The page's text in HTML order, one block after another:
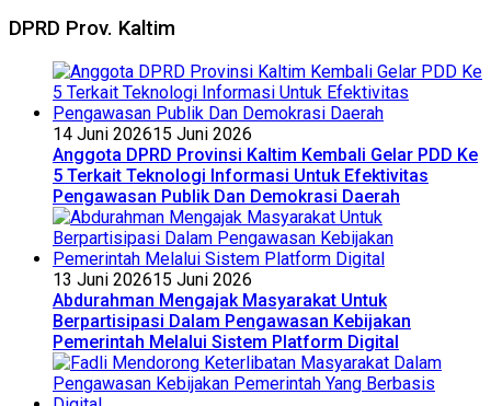
DPRD Prov. Kaltim
14 Juni 202615 Juni 2026
Anggota DPRD Provinsi Kaltim Kembali Gelar PDD Ke
5 Terkait Teknologi Informasi Untuk Efektivitas
Pengawasan Publik Dan Demokrasi Daerah
13 Juni 202615 Juni 2026
Abdurahman Mengajak Masyarakat Untuk
Berpartisipasi Dalam Pengawasan Kebijakan
Pemerintah Melalui Sistem Platform Digital